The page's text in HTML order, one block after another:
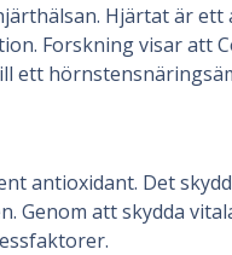
Hjärtat är
Forskning visar att
ett
antioxidant. Det
Genom att skydda